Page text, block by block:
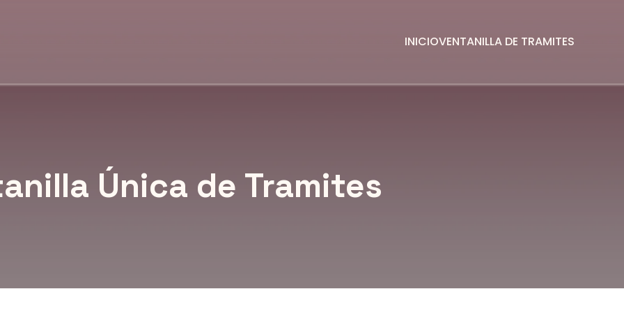
INICIOVENTANILLA DE TRAMITES
Única de Tramites